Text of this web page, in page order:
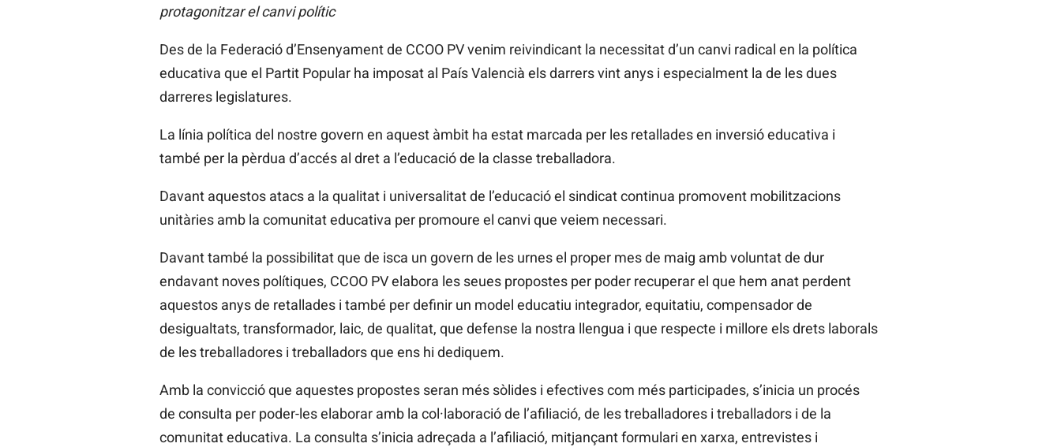
protagonitzar el canvi polític
Des de la Federació d’Ensenyament de CCOO PV venim reivindicant la necessitat d’un canvi radical en la política
educativa que el Partit Popular ha imposat al País Valencià els darrers vint anys i especialment la de les dues
darreres legislatures.
La línia política del nostre govern en aquest àmbit ha estat marcada per les retallades en inversió educativa i
també per la pèrdua d’accés al dret a l’educació de la classe treballadora.
Davant aquestos atacs a la qualitat i universalitat de l’educació el sindicat continua promovent mobilitzacions
unitàries amb la comunitat educativa per promoure el canvi que veiem necessari.
Davant també la possibilitat que de isca un govern de les urnes el proper mes de maig amb voluntat de dur
endavant noves polítiques, CCOO PV elabora les seues propostes per poder recuperar el que hem anat perdent
aquestos anys de retallades i també per definir un model educatiu integrador, equitatiu, compensador de
desigualtats, transformador, laic, de qualitat, que defense la nostra llengua i que respecte i millore els drets laborals
de les treballadores i treballadors que ens hi dediquem.
Amb la convicció que aquestes propostes seran més sòlides i efectives com més participades, s’inicia un procés
de consulta per poder-les elaborar amb la col·laboració de l’afiliació, de les treballadores i treballadors i de la
comunitat educativa. La consulta s’inicia adreçada a l’afiliació, mitjançant formulari en xarxa, entrevistes i